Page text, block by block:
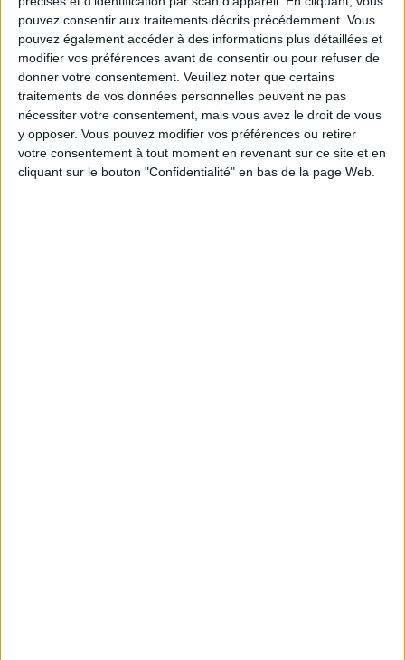
pouvez consentir aux traitements décrits précédemment. Vous
pouvez également accéder à des informations plus détaillées et
modifier vos préférences avant de consentir ou pour refuser de
donner votre consentement. Veuillez noter que certains
traitements de vos données personnelles peuvent ne pas
nécessiter votre consentement, mais vous avez le droit de vous
y opposer. Vous pouvez modifier vos préférences ou retirer
votre consentement à tout moment en revenant sur ce site et en
cliquant sur le bouton "Confidentialité" en bas de la page Web.
Peut-on remplacer la viande par des féculents
? Consultation diététique du 05/08/2026